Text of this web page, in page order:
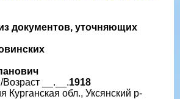
документов, уточняющих
__.__.1918
Курганская обл., Уксянский р-